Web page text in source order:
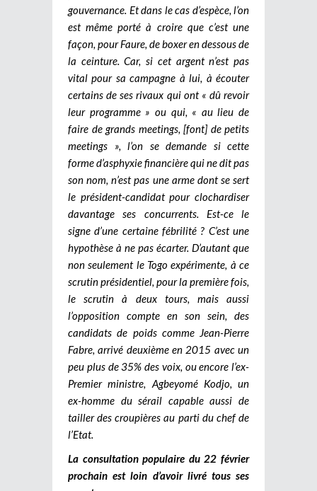
gouvernance. Et dans le cas d’espèce, l’on
est même porté à croire que c’est une
façon, pour Faure, de boxer en dessous de
la ceinture. Car, si cet argent n’est pas
vital pour sa campagne à lui, à écouter
certains de ses rivaux qui ont « dû revoir
leur programme » ou qui, « au lieu de
faire de grands meetings, [font] de petits
meetings », l’on se demande si cette
forme d’asphyxie financière qui ne dit pas
son nom, n’est pas une arme dont se sert
le président-candidat pour clochardiser
davantage ses concurrents. Est-ce le
signe d’une certaine fébrilité ? C’est une
hypothèse à ne pas écarter. D’autant que
non seulement le Togo expérimente, à ce
scrutin présidentiel, pour la première fois,
le scrutin à deux tours, mais aussi
l’opposition compte en son sein, des
candidats de poids comme Jean-Pierre
Fabre, arrivé deuxième en 2015 avec un
peu plus de 35% des voix, ou encore l’ex-
Premier ministre, Agbeyomé Kodjo, un
ex-homme du sérail capable aussi de
tailler des croupières au parti du chef de
l’Etat.
La consultation populaire du 22 février
prochain est loin d’avoir livré tous ses